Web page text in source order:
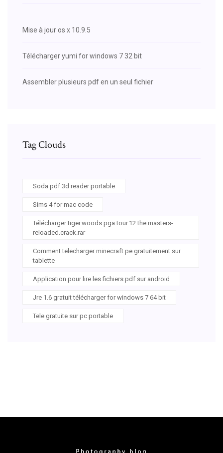
Mise à jour os x 10.9.5
Télécharger yumi for windows 7 32 bit
Assembler plusieurs pdf en un seul fichier
Tag Clouds
Soda pdf 3d reader portable
Sims 4 for mac code
Télécharger tiger.woods.pga.tour.12.the.masters-
reloaded.crack.rar
Comment telecharger minecraft pe gratuitement sur
tablette
Application pour lire les fichiers pdf sur android
Jre 1.6 gratuit télécharger for windows 7 64 bit
Tele gratuite sur pc portable